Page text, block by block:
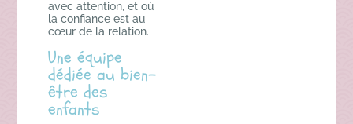
avec attention, et où
la confiance est au
cœur de la relation.
Une équipe
dédiée au bien-
être des
enfants